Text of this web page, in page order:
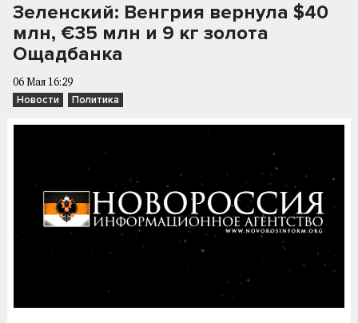
Зеленский: Венгрия вернула $40
млн, €35 млн и 9 кг золота
Ощадбанка
06 Мая 16:29
Новости Политика